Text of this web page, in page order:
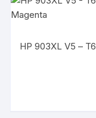
HP 903XL V5 –